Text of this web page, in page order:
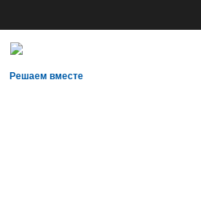
Решаем вместе